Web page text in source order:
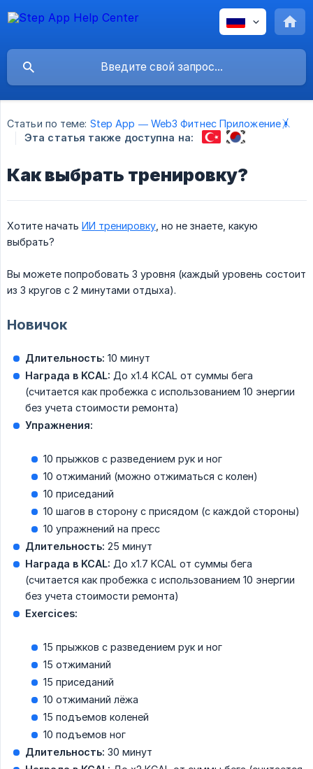
Статьи по теме: Step App — Web3 Фитнес Приложение🤸
Эта статья также доступна на:
Как выбрать тренировку?
Хотите начать ИИ тренировку , но не знаете, какую
выбрать?
Вы можете попробовать 3 уровня (каждый уровень состоит
из 3 кругов с 2 минутами отдыха).
Новичок
Длительность: 10 минут
Награда в KCAL: До x1.4 KCAL от суммы бега
(считается как пробежка с использованием 10 энергии
без учета стоимости ремонта)
Упражнения:
10 прыжков с разведением рук и ног
10 отжиманий (можно отжиматься с колен)
10 приседаний
10 шагов в сторону с присядом (с каждой стороны)
10 упражнений на пресс
Длительность: 25 минут
Награда в KCAL: До x1.7 KCAL от суммы бега
(считается как пробежка с использованием 10 энергии
без учета стоимости ремонта)
Exercices:
15 прыжков с разведением рук и ног
15 отжиманий
15 приседаний
10 отжиманий лёжа
15 подъемов коленей
10 подъемов ног
Длительность: 30 минут